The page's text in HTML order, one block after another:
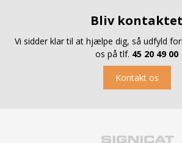
Bliv kontaktet
Vi sidder klar til at hjælpe dig, så udfyld
os på tlf. 45 20 49 00
Kontakt os